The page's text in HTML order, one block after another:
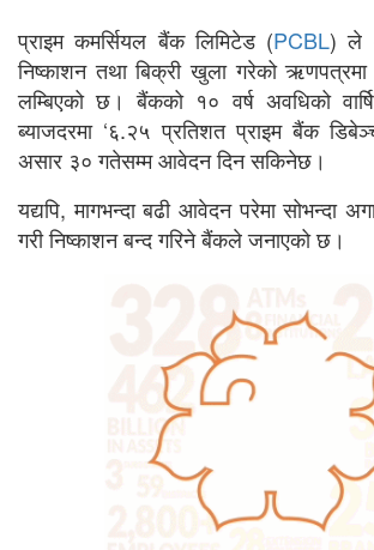
प्राइम कमर्सियल बैंक लिमिटेड (PCBL) ले
निष्काशन तथा बिक्री खुला गरेको
लम्बिएको छ। बैंकको १० वर्ष अवधिको
ब्याजदरमा ‘६.२५ प्रतिशत प्राइम बैंक
असार ३० गतेसम्म आवेदन दिन सकिनेछ।
यद्यपि, मागभन्दा बढी आवेदन परेमा सोभन्दा
गरी निष्काशन बन्द गरिने बैंकले जनाएको छ।